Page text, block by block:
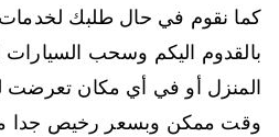
كما نقوم في حال طلبك لخدمات
بالقدوم اليكم وسحب السيارات
المنزل أو في أي مكان تعرضت
وقت ممكن وبسعر رخيص جدا مع